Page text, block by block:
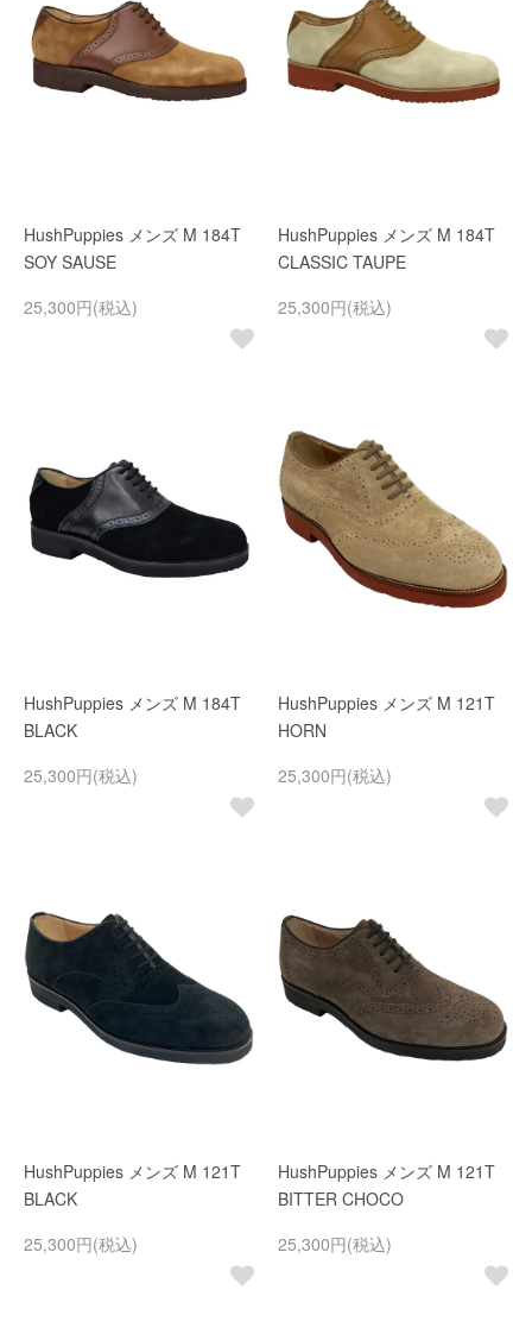
HushPuppies メンズ M 184T
SOY SAUSE
25,300円(税込)
HushPuppies メンズ M 184T
CLASSIC TAUPE
25,300円(税込)
HushPuppies メンズ M 184T
BLACK
25,300円(税込)
HushPuppies メンズ M 121T
HORN
25,300円(税込)
HushPuppies メンズ M 121T
BLACK
25,300円(税込)
HushPuppies メンズ M 121T
BITTER CHOCO
25,300円(税込)